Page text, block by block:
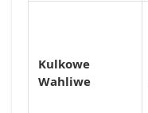
Kulkowe
Wahliwe